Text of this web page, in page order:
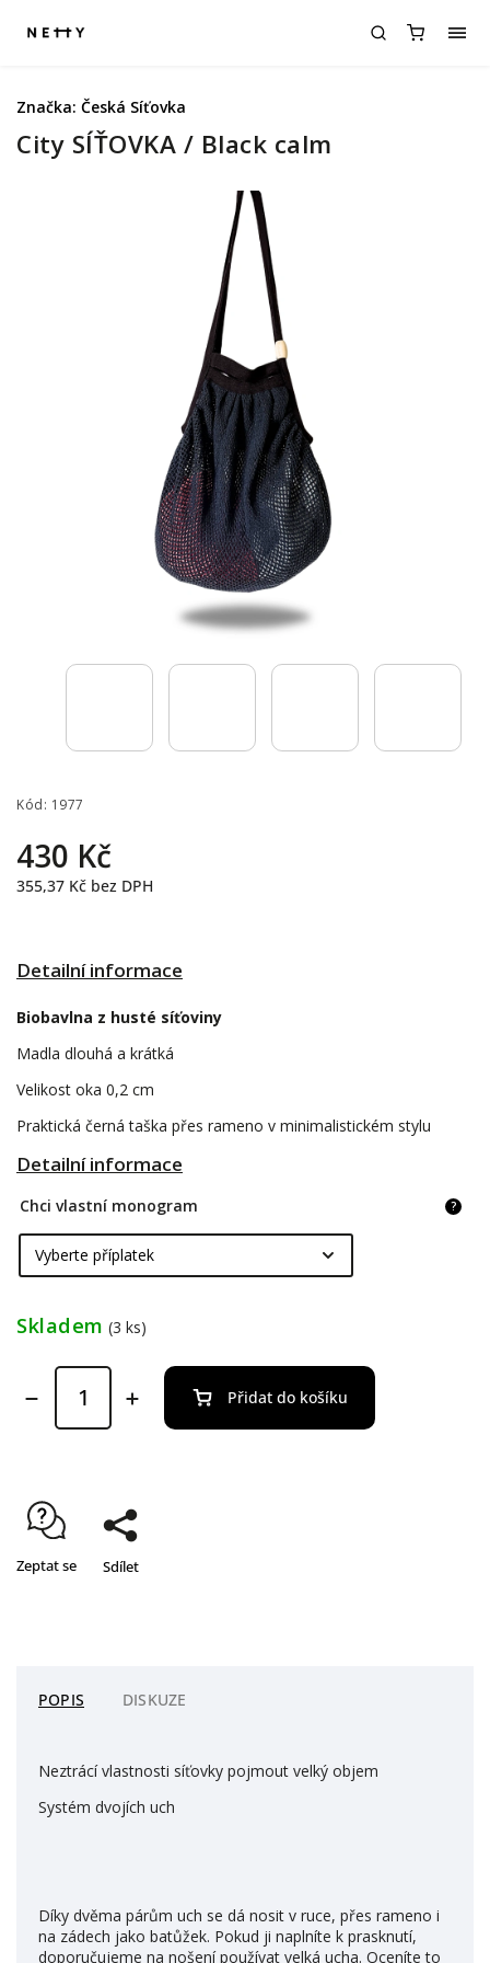
City SÍŤOVKA / Black calm
Kód: 1977
430 Kč
355,37 Kč bez DPH
Detailní informace
Biobavlna z husté síťoviny
Madla dlouhá a krátká
Velikost oka 0,2 cm
Praktická černá taška přes rameno v minimalistickém stylu
Detailní informace
Značka: Česká Síťovka
Chci vlastní monogram ?
Skladem (3 ks)
Přidat do košíku
Zeptat se Sdílet
POPIS DISKUZE
Neztrácí vlastnosti síťovky pojmout velký objem
Systém dvojích uch
Díky dvěma párům uch se dá nosit v ruce, přes rameno i
na zádech jako batůžek. Pokud ji naplníte k prasknutí,
doporučujeme na nošení používat velká ucha. Oceníte to